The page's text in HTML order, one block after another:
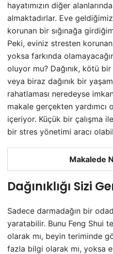
hayatımızın diğer
almaktadırlar. Eve
korunan bir sığınağa
Peki, eviniz stresten
yoksa farkında
oluyor mu? Dağınık, kötü
veya biraz dağınık bir
rahatlaması neredeyse
makale gerçekten yardımcı
içeriyor. Küçük bir çalışma
bir stres yönetimi aracı
Makalede
Dağınıklığı Sizi
Sadece darmadağın bir
yaratabilir. Bunu Feng Shui
olarak mı, beyin teriminde
fazla bilgi olarak mı, yoksa